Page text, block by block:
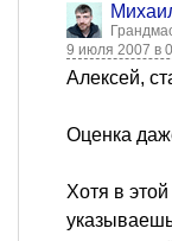
9 июля 2007 в
Алексей,
Оценка
Хотя в